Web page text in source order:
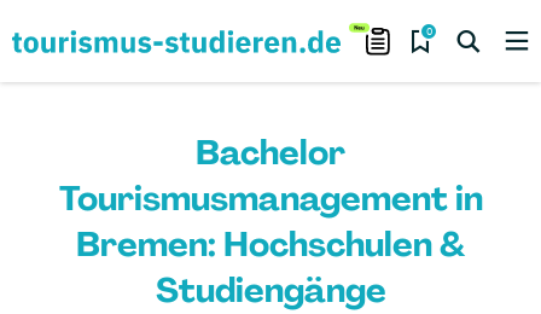
0
Bachelor
Tourismusmanagement in
Bremen: Hochschulen &
Studiengänge